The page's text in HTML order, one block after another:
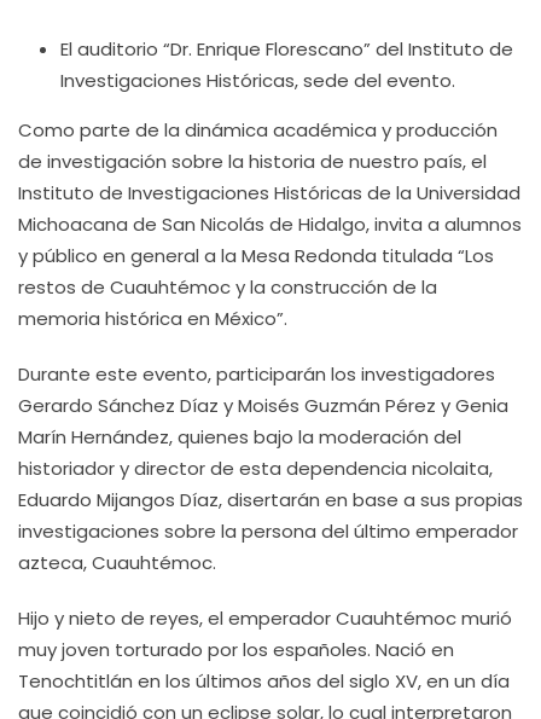
El auditorio “Dr. Enrique Florescano” del Instituto de
Investigaciones Históricas, sede del evento.
Como parte de la dinámica académica y producción
de investigación sobre la historia de nuestro país, el
Instituto de Investigaciones Históricas de la Universidad
Michoacana de San Nicolás de Hidalgo, invita a alumnos
y público en general a la Mesa Redonda titulada “Los
restos de Cuauhtémoc y la construcción de la
memoria histórica en México”.
Durante este evento, participarán los investigadores
Gerardo Sánchez Díaz y Moisés Guzmán Pérez y Genia
Marín Hernández, quienes bajo la moderación del
historiador y director de esta dependencia nicolaita,
Eduardo Mijangos Díaz, disertarán en base a sus propias
investigaciones sobre la persona del último emperador
azteca, Cuauhtémoc.
Hijo y nieto de reyes, el emperador Cuauhtémoc murió
muy joven torturado por los españoles. Nació en
Tenochtitlán en los últimos años del siglo XV, en un día
que coincidió con un eclipse solar, lo cual interpretaron